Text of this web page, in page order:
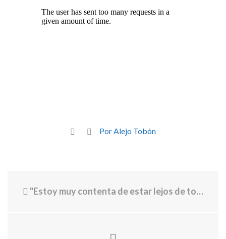
Por Alejo Tobón
"Estoy muy contenta de estar lejos de toda esta suciedad": Melinda French habla sobre las menciones a su exmarido Bill Gates en los archivos de Epstein